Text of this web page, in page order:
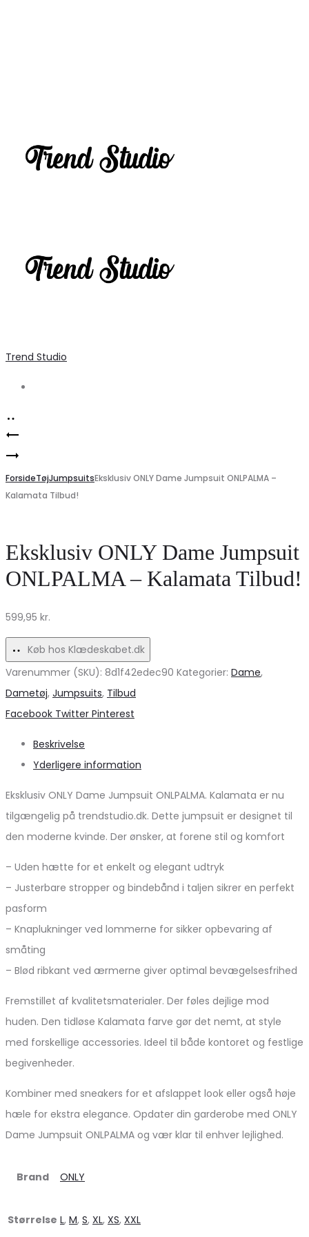
Trend Studio
Product
navigation
jumpsuit
ONLPERNILLE
Chocolate
Brown
Eksklusiv
ONLY
Jumpsuit
Night
Sky
ForsideTøjJumpsuitsEksklusiv ONLY Dame Jumpsuit ONLPALMA –
Kalamata Tilbud!
Eksklusiv ONLY Dame Jumpsuit
ONLPALMA – Kalamata Tilbud!
599,95 kr.
Køb hos Klædeskabet.dk
Varenummer (SKU): 8d1f42edec90 Kategorier: Dame,
Dametøj, Jumpsuits, Tilbud
Share
Facebook Twitter Pinterest
Beskrivelse
Yderligere information
Eksklusiv ONLY Dame Jumpsuit ONLPALMA. Kalamata er nu
tilgængelig på trendstudio.dk. Dette jumpsuit er designet til
den moderne kvinde. Der ønsker, at forene stil og komfort
– Uden hætte for et enkelt og elegant udtryk
– Justerbare stropper og bindebånd i taljen sikrer en perfekt
pasform
– Knaplukninger ved lommerne for sikker opbevaring af
småting
– Blød ribkant ved ærmerne giver optimal bevægelsesfrihed
Fremstillet af kvalitetsmaterialer. Der føles dejlige mod
huden. Den tidløse Kalamata farve gør det nemt, at style
med forskellige accessories. Ideel til både kontoret og festlige
begivenheder.
Kombiner med sneakers for et afslappet look eller også høje
hæle for ekstra elegance. Opdater din garderobe med ONLY
Dame Jumpsuit ONLPALMA og vær klar til enhver lejlighed.
Brand ONLY
Størrelse L, M, S, XL, XS, XXL